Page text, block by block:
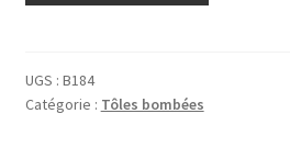
Brun
UGS : B184
Catégorie : Tôles bombées